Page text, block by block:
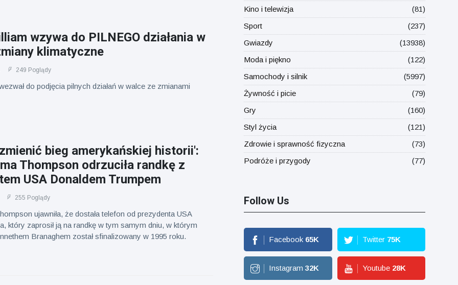
wzywa do PILNEGO działania w
klimatyczne
249 Poglądy
do podjęcia pilnych działań w walce ze zmianami
bieg amerykańskiej historii':
Thompson odrzuciła randkę z
USA Donaldem Trumpem
255 Poglądy
ujawniła, że dostała telefon od prezydenta USA
który zaprosił ją na randkę w tym samym dniu, w którym
Branaghem został sfinalizowany w 1995 roku.
Kino i telewizja
(81)
Sport
(237)
Gwiazdy
(13938)
Moda i piękno
(122)
Samochody i silnik
(5997)
Żywność i picie
(79)
Gry
(160)
Styl życia
(121)
Zdrowie i sprawność fizyczna
(73)
Podróże i przygody
(77)
Follow Us
Facebook 65K Twitter 75K
Instagram 32K Youtube 28K